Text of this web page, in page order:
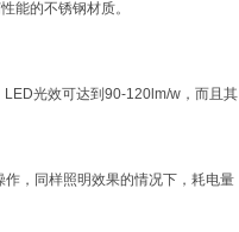
能的不锈钢材质。
光效可达到90-120lm/w，而且其
，同样照明效果的情况下，耗电量